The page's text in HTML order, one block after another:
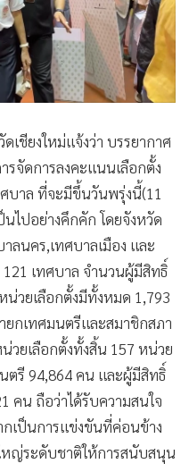
เชียงใหม่แจ้งว่า บรรยากาศ
จัดการลงคะแนนเลือกตั้ง
บาล ที่จะมีขึ้นวันพรุ่งนี้(11
ไปอย่างคึกคัก โดยจังหวัด
ลนคร,เทศบาลเมือง และ
เทศบาล จำนวนผู้มีสิทธิ์
วยเลือกตั้งมีทั้งหมด 1,793
ยกเทศมนตรีและสมาชิกสภา
วยเลือกตั้งทั้งสิ้น 157 หน่วย
ตรี 94,864 คน และผู้มีสิทธิ์
คน ถือว่าได้รับความสนใจ
เป็นการแข่งขันที่ค่อนข้าง
หญ่ระดับชาติให้การสนับสนุน